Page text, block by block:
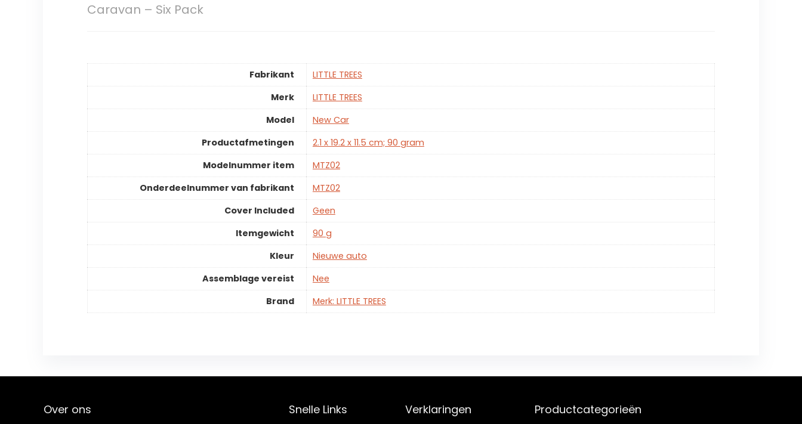
Caravan – Six Pack
Fabrikant
LITTLE TREES
Merk
LITTLE TREES
Model
New Car
Productafmetingen
2.1 x 19.2 x 11.5 cm; 90 gram
Modelnummer item
MTZ02
Onderdeelnummer van fabrikant
MTZ02
Cover Included
Geen
Itemgewicht
90 g
Kleur
Nieuwe auto
Assemblage vereist
Nee
Brand
Merk: LITTLE TREES
Over ons Snelle Links Verklaringen Productcategorieën